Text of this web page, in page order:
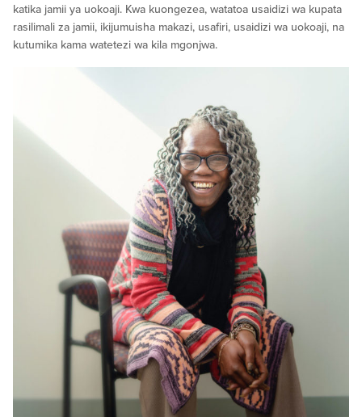
katika jamii ya uokoaji. Kwa kuongezea, watatoa usaidizi wa kupata
rasilimali za jamii, ikijumuisha makazi, usafiri, usaidizi wa uokoaji, na
kutumika kama watetezi wa kila mgonjwa.